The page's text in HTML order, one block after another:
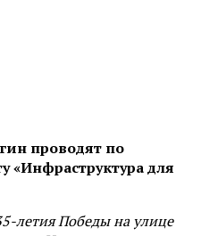
проводят по
«Инфраструктура для
летия Победы на улице